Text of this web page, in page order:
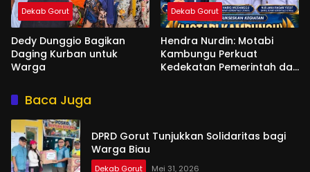
Dekab Gorut
Dedy Dunggio Bagikan
Daging Kurban untuk
Warga
Dekab Gorut
Hendra Nurdin: Motabi
Kambungu Perkuat
Kedekatan Pemerintah dan
Baca Juga
DPRD Gorut Tunjukkan Solidaritas bagi
Warga Biau
Dekab Gorut Mei 31, 2026